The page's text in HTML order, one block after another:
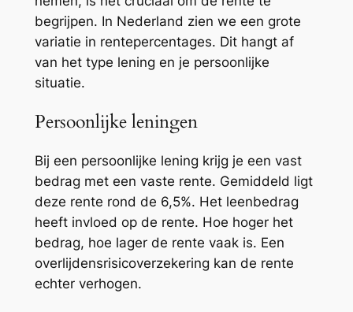
begrijpen. In Nederland zien we een grote
variatie in rentepercentages. Dit hangt af
van het type lening en je persoonlijke
situatie.
Persoonlijke leningen
Bij een persoonlijke lening krijg je een vast
bedrag met een vaste rente. Gemiddeld ligt
deze rente rond de 6,5%. Het leenbedrag
heeft invloed op de rente. Hoe hoger het
bedrag, hoe lager de rente vaak is. Een
overlijdensrisicoverzekering kan de rente
echter verhogen.